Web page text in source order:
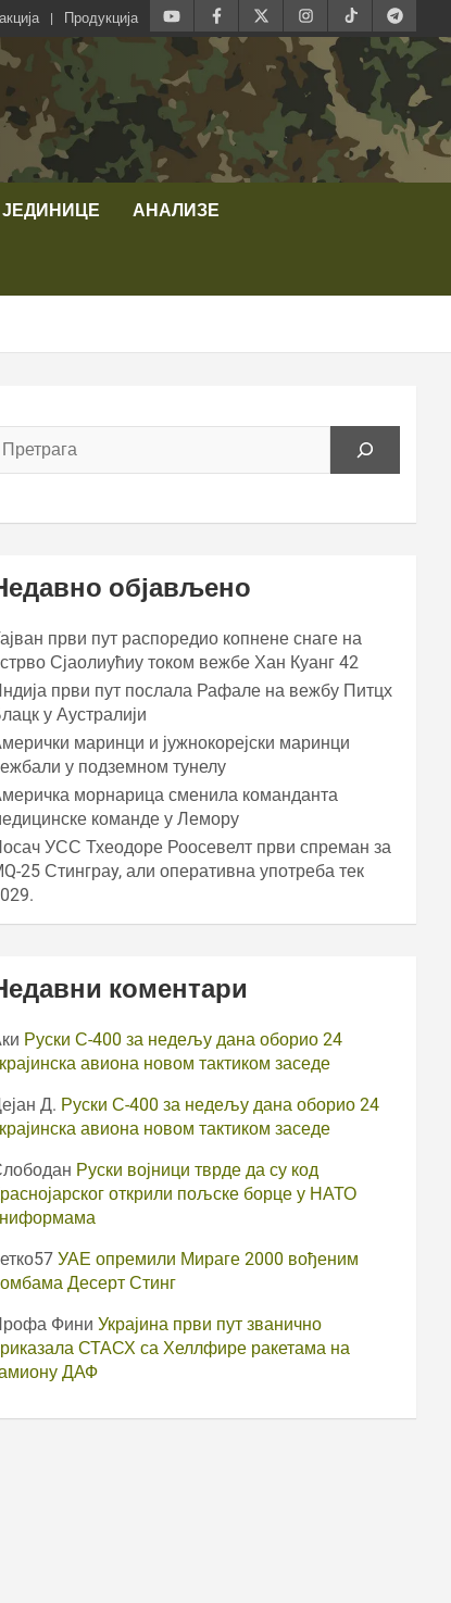
Продукција
АНАЛИЗЕ
објављено
први пут распоредио копнене снаге на
Сјаолиућиу током вежбе Хан Куанг 42
први пут послала Рафале на вежбу Питцх
у Аустралији
маринци и јужнокорејски маринци
у подземном тунелу
морнарица сменила команданта
команде у Лемору
УСС Тхеодоре Роосевелт први спреман за
25 Стинграy, али оперативна употреба тек
коментари
Руски С-400 за недељу дана оборио 24
авиона новом тактиком заседе
Д. Руски С-400 за недељу дана оборио 24
авиона новом тактиком заседе
Руски војници тврде да су код
открили пољске борце у НАТО
УАЕ опремили Мираге 2000 вођеним
Десерт Стинг
Фини Украјина први пут званично
СТАСХ са Хеллфире ракетама на
ДАФ